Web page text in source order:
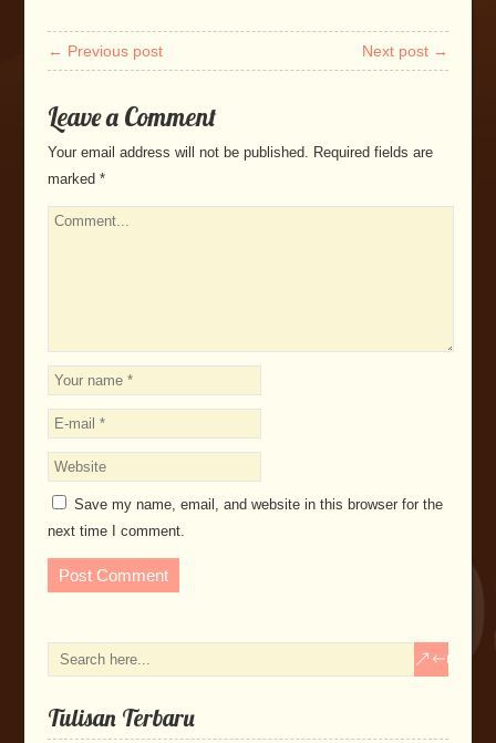
← Previous post Next post →
Leave a Comment
Your email address will not be published.
Required fields are
marked *
Save my name, email, and website in this browser for the
next time I comment.
Tulisan Terbaru